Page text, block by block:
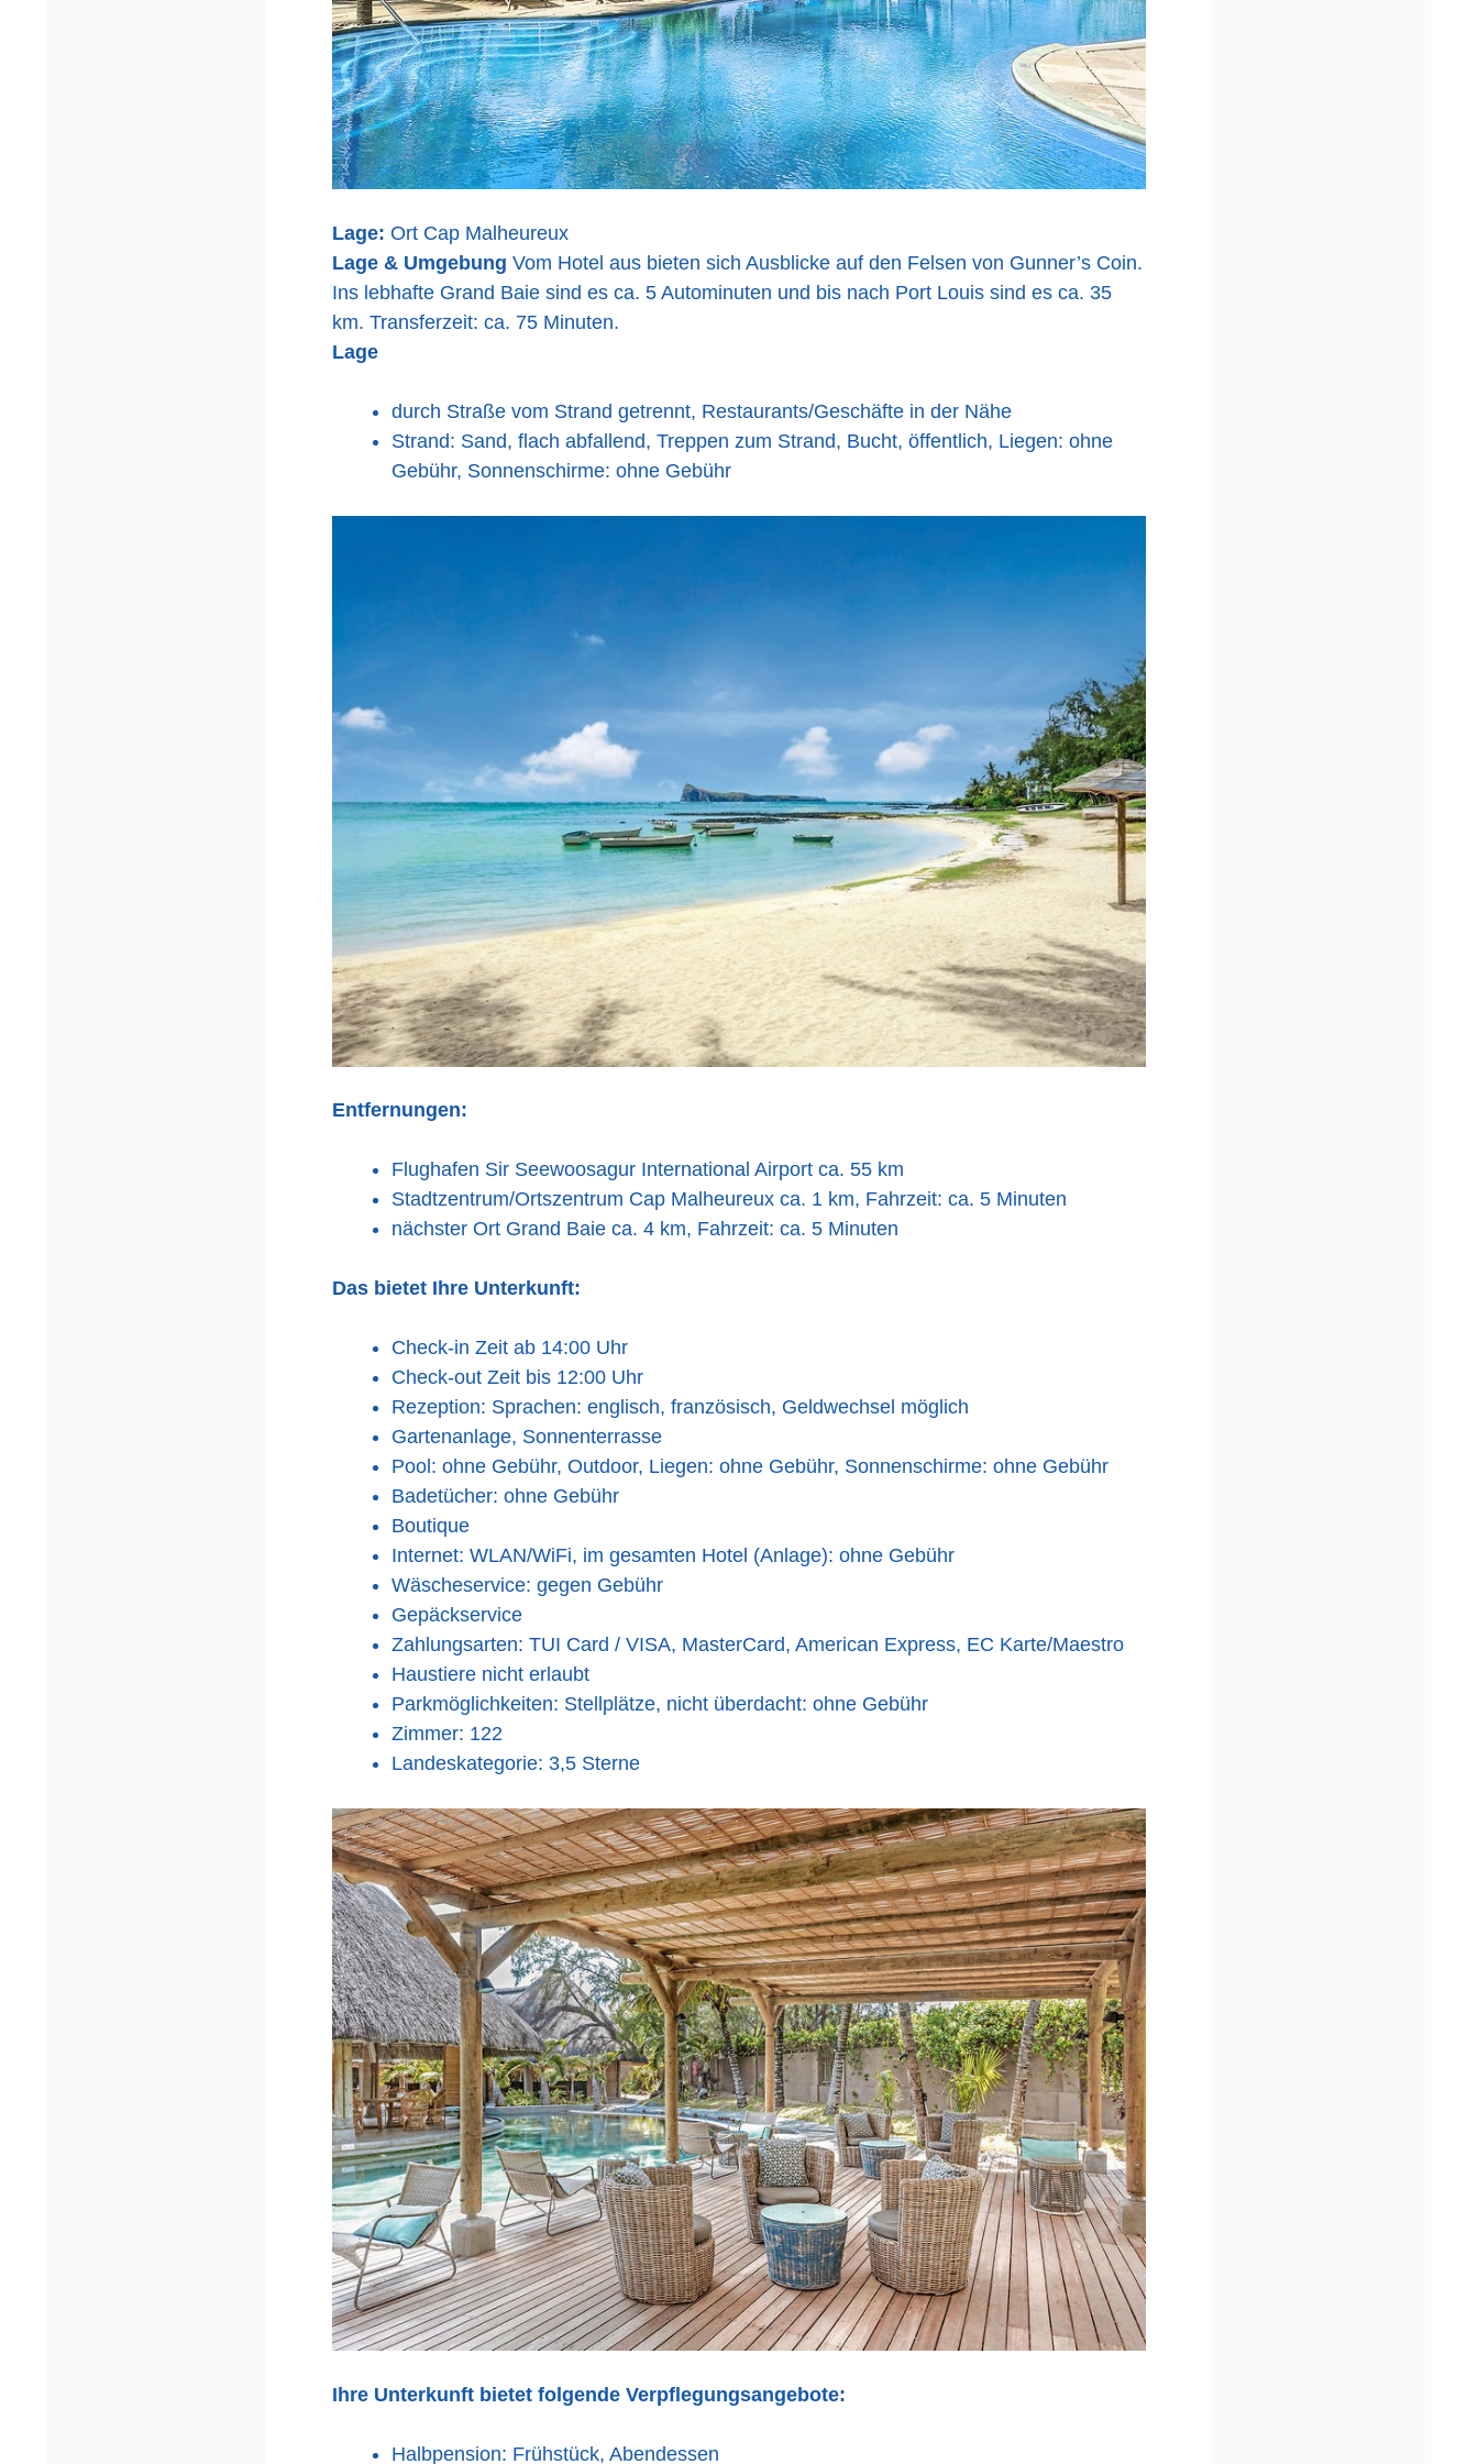
Lage: Ort Cap Malheureux
Lage & Umgebung Vom Hotel aus bieten sich Ausblicke auf den Felsen von Gunner’s Coin.
Ins lebhafte Grand Baie sind es ca. 5 Autominuten und bis nach Port Louis sind es ca. 35
km. Transferzeit: ca. 75 Minuten.
Lage
durch Straße vom Strand getrennt, Restaurants/Geschäfte in der Nähe
Strand: Sand, flach abfallend, Treppen zum Strand, Bucht, öffentlich, Liegen: ohne
Gebühr, Sonnenschirme: ohne Gebühr
Entfernungen:
Flughafen Sir Seewoosagur International Airport ca. 55 km
Stadtzentrum/Ortszentrum Cap Malheureux ca. 1 km, Fahrzeit: ca. 5 Minuten
nächster Ort Grand Baie ca. 4 km, Fahrzeit: ca. 5 Minuten
Das bietet Ihre Unterkunft:
Check-in Zeit ab 14:00 Uhr
Check-out Zeit bis 12:00 Uhr
Rezeption: Sprachen: englisch, französisch, Geldwechsel möglich
Gartenanlage, Sonnenterrasse
Pool: ohne Gebühr, Outdoor, Liegen: ohne Gebühr, Sonnenschirme: ohne Gebühr
Badetücher: ohne Gebühr
Boutique
Internet: WLAN/WiFi, im gesamten Hotel (Anlage): ohne Gebühr
Wäscheservice: gegen Gebühr
Gepäckservice
Zahlungsarten: TUI Card / VISA, MasterCard, American Express, EC Karte/Maestro
Haustiere nicht erlaubt
Parkmöglichkeiten: Stellplätze, nicht überdacht: ohne Gebühr
Zimmer: 122
Landeskategorie: 3,5 Sterne
Ihre Unterkunft bietet folgende Verpflegungsangebote:
Halbpension: Frühstück, Abendessen